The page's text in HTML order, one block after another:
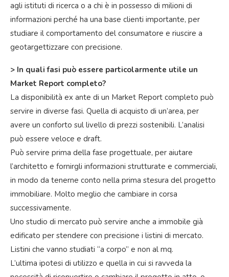
agli istituti di ricerca o a chi è in possesso di milioni di
informazioni perché ha una base clienti importante, per
studiare il comportamento del consumatore e riuscire a
geotargettizzare con precisione.
> In quali fasi può essere particolarmente utile un
Market Report completo?
La disponibilità ex ante di un Market Report completo può
servire in diverse fasi. Quella di acquisto di un’area, per
avere un conforto sul livello di prezzi sostenibili. L’analisi
può essere veloce e draft.
Può servire prima della fase progettuale, per aiutare
l’architetto e fornirgli informazioni strutturate e commerciali,
in modo da tenerne conto nella prima stesura del progetto
immobiliare. Molto meglio che cambiare in corsa
successivamente.
Uno studio di mercato può servire anche a immobile già
edificato per stendere con precisione i listini di mercato.
Listini che vanno studiati “a corpo” e non al mq.
L’ultima ipotesi di utilizzo e quella in cui si ravveda la